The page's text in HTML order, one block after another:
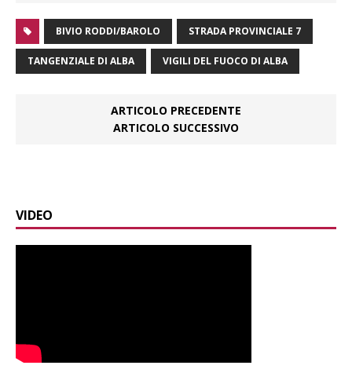
BIVIO RODDI/BAROLO STRADA PROVINCIALE 7
TANGENZIALE DI ALBA VIGILI DEL FUOCO DI ALBA
ARTICOLO PRECEDENTE
ARTICOLO SUCCESSIVO
VIDEO